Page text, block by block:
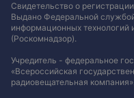
Свидетельство о
Выдано Федеральной
информационных
(Роскомнадзор).
Учредитель - федеральное
«Всероссийская
радиовещательная